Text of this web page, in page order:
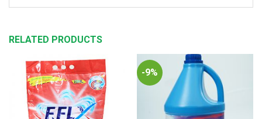
RELATED PRODUCTS
-9%